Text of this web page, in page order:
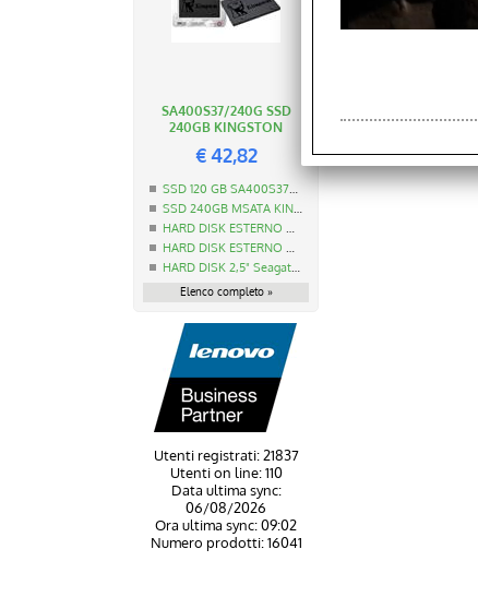
SA400S37/240G SSD
240GB KINGSTON
€42,82
SSD 120 GB SA400S37/120G KINGSTON
SSD 240GB MSATA KINGSTON
HARD DISK ESTERNO MAXTOR M3 1TB STSHX-M101TCBM
HARD DISK ESTERNO MAXTOR M3 2TB STSHX-M201TCBM
HARD DISK 2,5" Seagate Guardian BarraCuda 1TB 5400RPM
Elenco completo »
Utenti registrati: 21837
Utenti on line: 110
Data ultima sync:
06/08/2026
Ora ultima sync: 09:02
Numero prodotti: 16041